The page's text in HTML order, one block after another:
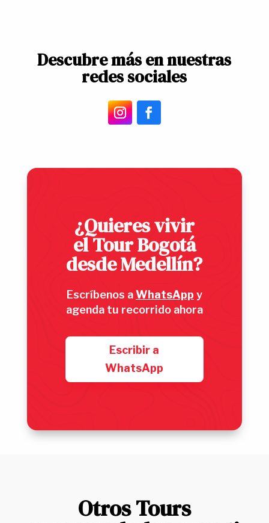
Descubre más en nuestras
redes sociales
¿Quieres vivir
el Tour Bogotá
desde Medellín?
Escríbenos aWhatsApp y
agenda tu recorrido ahora
Escribir a
WhatsApp
Otros Tours